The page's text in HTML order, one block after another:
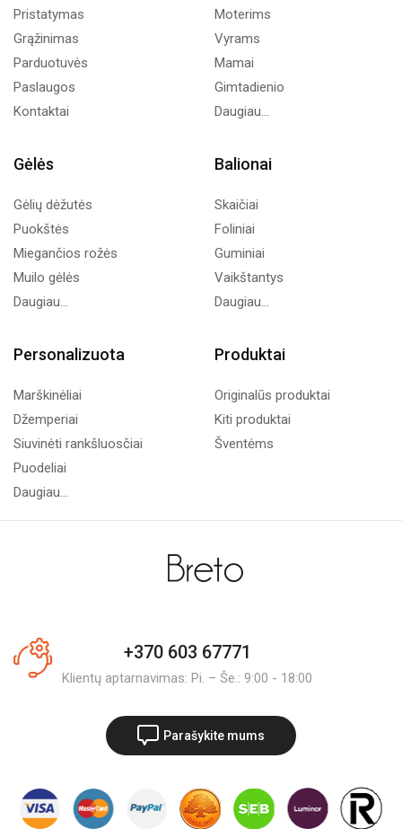
Pristatymas
Grąžinimas
Parduotuvės
Paslaugos
Kontaktai
Moterims
Vyrams
Mamai
Gimtadienio
Daugiau...
Gėlės
Gėlių dėžutės
Puokštės
Miegančios rožės
Muilo gėlės
Daugiau...
Balionai
Skaičiai
Foliniai
Guminiai
Vaikštantys
Daugiau...
Personalizuota
Marškinėliai
Džemperiai
Siuvinėti rankšluosčiai
Puodeliai
Daugiau...
Produktai
Originalūs produktai
Kiti produktai
Šventėms
+370 603 67771
Klientų aptarnavimas: Pi. – Še.: 9:00 - 18:00
Parašykite mums